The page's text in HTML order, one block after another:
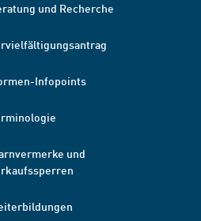
und Recherche
Infopoints
und